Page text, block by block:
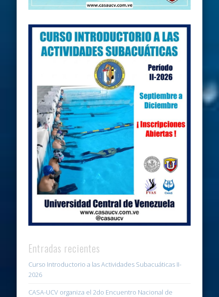
Entradas recientes
Curso Introductorio a las Actividades Subacuáticas II-
2026
CASA-UCV organiza el 2do Encuentro Nacional de